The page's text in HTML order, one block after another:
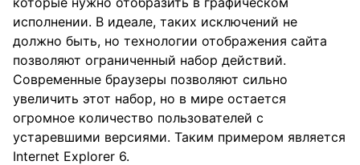
исполнении. В идеале, таких исключений не
должно быть, но технологии отображения сайта
позволяют ограниченный набор действий.
Современные браузеры позволяют сильно
увеличить этот набор, но в мире остается
огромное количество пользователей с
устаревшими версиями. Таким примером является
Internet Explorer 6.